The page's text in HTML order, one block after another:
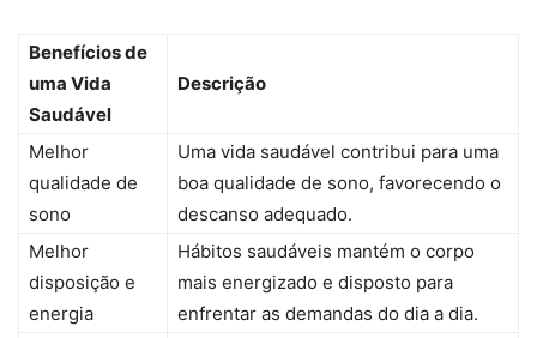
Benefícios de
uma Vida
Saudável
Descrição
Melhor
qualidade de
sono
Uma vida saudável contribui para uma
boa qualidade de sono, favorecendo o
descanso adequado.
Melhor
disposição e
energia
Hábitos saudáveis mantém o corpo
mais energizado e disposto para
enfrentar as demandas do dia a dia.